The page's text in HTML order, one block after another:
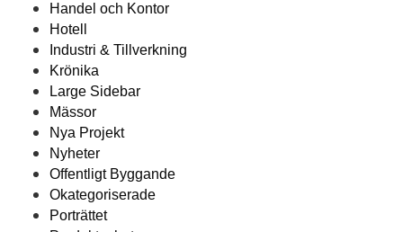
Handel och Kontor
Hotell
Industri & Tillverkning
Krönika
Large Sidebar
Mässor
Nya Projekt
Nyheter
Offentligt Byggande
Okategoriserade
Porträttet